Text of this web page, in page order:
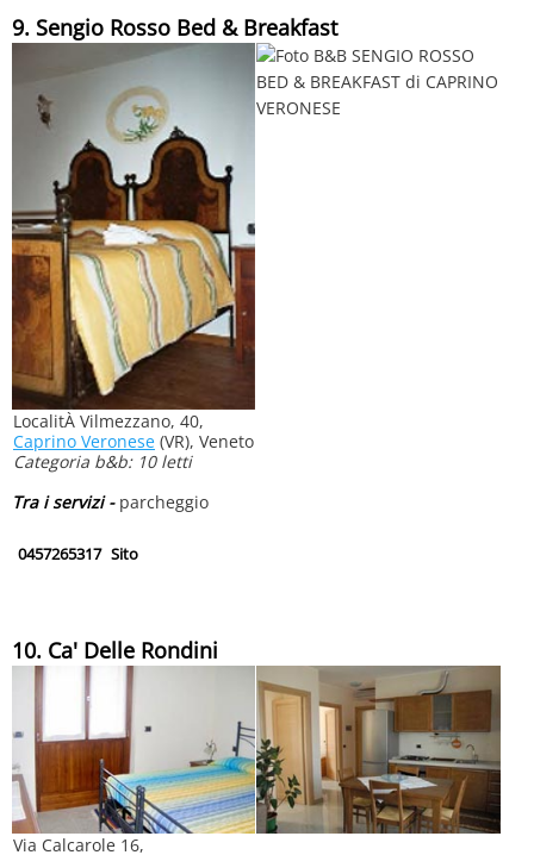
9. Sengio Rosso Bed & Breakfast
LocalitÀ Vilmezzano, 40,
Caprino Veronese (VR), Veneto
Categoria b&b: 10 letti
Tra i servizi - parcheggio
0457265317 Sito
10. Ca' Delle Rondini
Via Calcarole 16,